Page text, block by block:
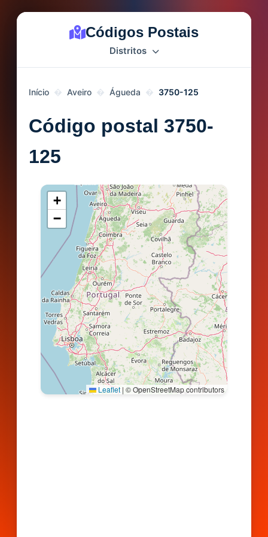
Códigos Postais
Distritos
Início Aveiro Águeda 3750-125
Código postal 3750-
125
+
−
Leaflet | © OpenStreetMap contributors